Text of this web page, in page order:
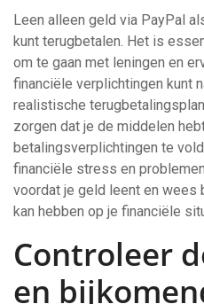
Leen alleen geld via PayPal
kunt terugbetalen. Het is
om te gaan met leningen en
financiële verplichtingen kunt
realistische
zorgen dat je de middelen
betalingsverplichtingen te
financiële stress en
voordat je geld leent en wees
kan hebben op je financiële
Controleer
en